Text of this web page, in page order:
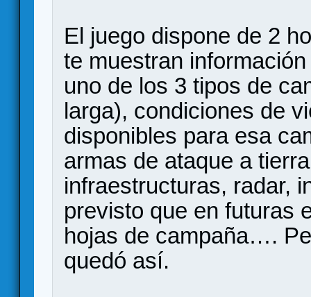
El juego dispone de 2
te muestran
uno de los 3 tipos de
larga), condiciones de
disponibles para esa
armas de ataque a
infraestructuras, radar,
previsto que en futuras
hojas de campaña….
quedó así.